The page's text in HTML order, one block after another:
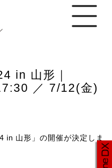
in 山形｜
／ 7/12(金)
in 山形」の開催が決定しま